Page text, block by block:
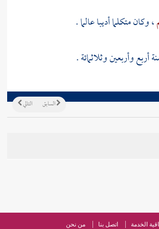
، وكان متكلما أديبا عالما .
أربع وأربعين وثلاثمائة .
التالي السابق
الخدمة اتصل بنا من نحن